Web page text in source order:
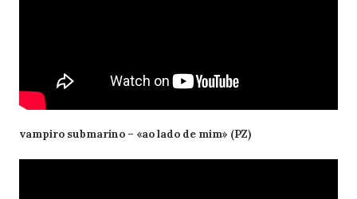
vampiro submarino – «ao lado de mim» (PZ)